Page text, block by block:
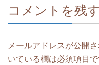
コメントを残す
メールアドレスが公開
いている欄は必須項目で